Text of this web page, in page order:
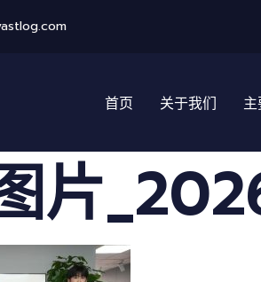
首页 关于我们
片